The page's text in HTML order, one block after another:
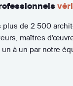
plus de 2 500
maîtres
à un par notre